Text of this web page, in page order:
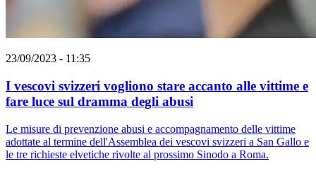
23/09/2023 - 11:35
I vescovi svizzeri vogliono stare accanto alle vittime e
fare luce sul dramma degli abusi
Le misure di prevenzione abusi e accompagnamento delle vittime
adottate al termine dell'Assemblea dei vescovi svizzeri a San Gallo e
le tre richieste elvetiche rivolte al prossimo Sinodo a Roma.